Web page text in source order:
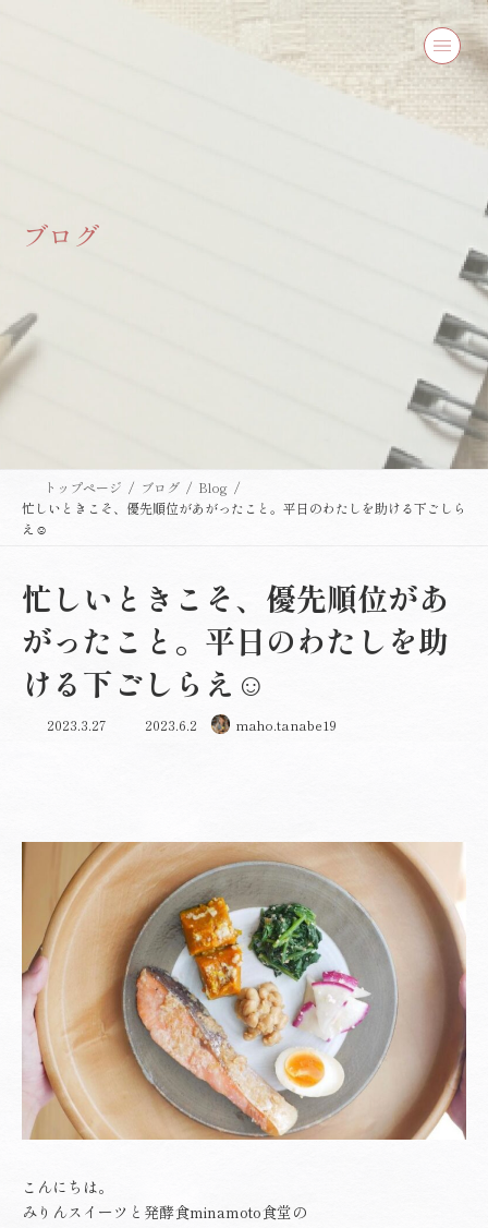
ブログ
トップページ ブログ
Blog
忙しいときこそ、優先順位があがったこと。平日のわたしを助ける下ごしら
え☺️
忙しいときこそ、優先順位があ
がったこと。平日のわたしを助
ける下ごしらえ☺️
2023.3.27
最
:
2023.6.2 maho.tanabe19
こんにちは。
みりんスイーツと発酵食minamoto食堂の